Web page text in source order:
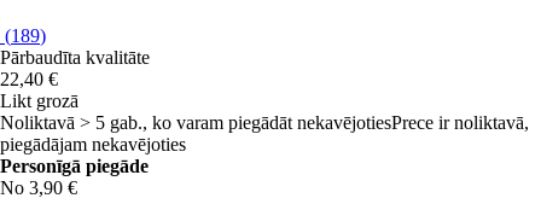
(189)
Pārbaudīta kvalitāte
22,40 €
Likt grozā
Noliktavā > 5 gab., ko varam piegādāt nekavējotiesPrece ir noliktavā,
piegādājam nekavējoties
Personīgā piegāde
No 3,90 €